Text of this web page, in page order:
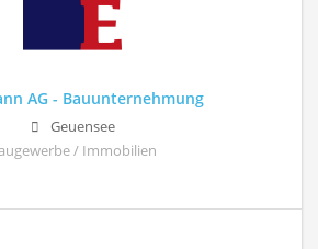
AG - Bauunternehmung
Geuensee
/ Immobilien